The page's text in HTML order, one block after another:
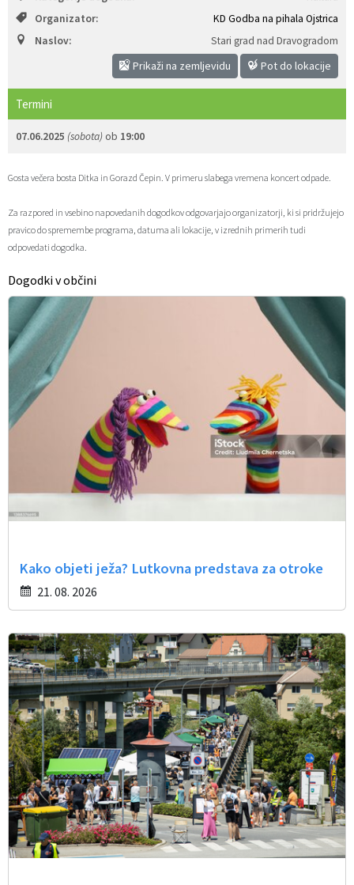
Organizator:
KD Godba na pihala Ojstrica
Naslov:
Stari grad nad Dravogradom
Prikaži na zemljevidu Pot do lokacije
Termini
07.06.2025 (sobota) ob 19:00
Gosta večera bosta Ditka in Gorazd Čepin. V primeru slabega vremena koncert odpade.
Za razpored in vsebino napovedanih dogodkov odgovarjajo organizatorji, ki si pridržujejo
pravico do spremembe programa, datuma ali lokacije, v izrednih primerih tudi
odpovedati dogodka.
Dogodki v občini
Kako objeti ježa? Lutkovna predstava za otroke
21. 08. 2026
Zaščita prijaviteljev
Katalog informacij javnega značaja
Fotogalerija
Organigram
Uradne ure
Svet za preventivo in vzgojo v cestnem prometu
Sosvet Občine Dravograd in Policijske postaje Dravograd
Svet koroške regije
Javni razpisi in objave
Lokalne volitve
Projekti in investicije
Strategije Občine Dravograd - Lokalni program za kulturo Občine Dravograd za obdobje 2024–2028
Z mladinskim delom proti prekarnosti mladih – pilotni projekt – DRAVIT DRAVOGRAD
Lokalni program za mladino 2023 – 2028
Občinski predpisi
Občinski časopis
Proračun občine
Izleti in poti
3D predstavitev občine
Virtualna panorama